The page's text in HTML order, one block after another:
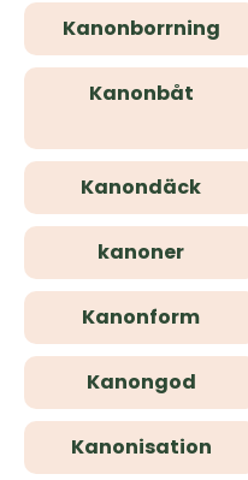
Kanonborrning
Kanonbåt
Kanondäck
kanoner
Kanonform
Kanongod
Kanonisation